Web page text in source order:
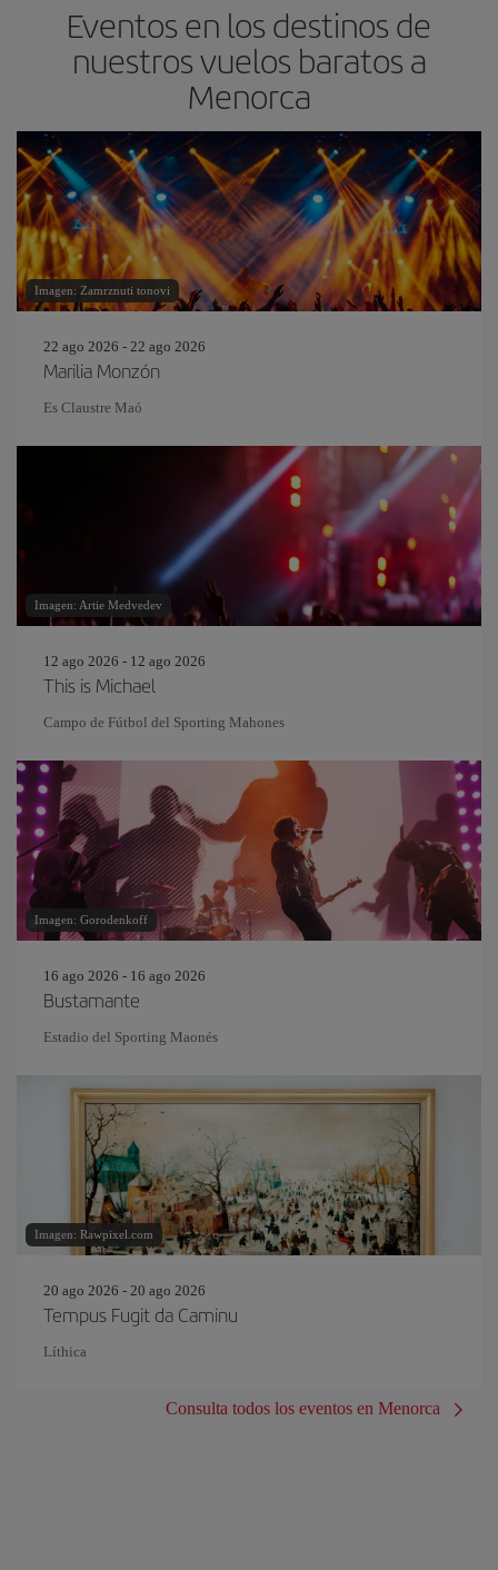
Eventos en los destinos de
nuestros vuelos baratos a
Menorca
Imagen: Zamrznuti tonovi
22 ago 2026 - 22 ago 2026
Marilia Monzón
Es Claustre Maó
Imagen: Artie Medvedev
12 ago 2026 - 12 ago 2026
This is Michael
Campo de Fútbol del Sporting Mahones
Imagen: Gorodenkoff
16 ago 2026 - 16 ago 2026
Bustamante
Estadio del Sporting Maonés
Imagen: Rawpixel.com
20 ago 2026 - 20 ago 2026
Tempus Fugit da Caminu
Líthica
Consulta todos los eventos en Menorca